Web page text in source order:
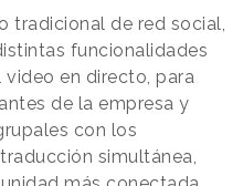
tradicional de red social,
funcionalidades
video en directo, para
de la empresa y
con los
simultánea,